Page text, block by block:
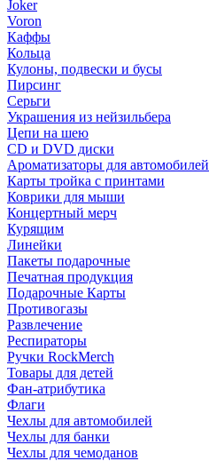
Joker
Voron
Каффы
Кольца
Кулоны, подвески и бусы
Пирсинг
Серьги
Украшения из нейзильбера
Цепи на шею
CD и DVD диски
Ароматизаторы для автомобилей
Карты тройка с принтами
Коврики для мыши
Концертный мерч
Курящим
Линейки
Пакеты подарочные
Печатная продукция
Подарочные Карты
Противогазы
Развлечение
Респираторы
Ручки RockMerch
Товары для детей
Фан-атрибутика
Флаги
Чехлы для автомобилей
Чехлы для банки
Чехлы для чемоданов